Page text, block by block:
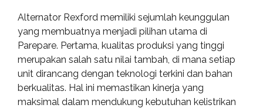
Alternator Rexford memiliki sejumlah keunggulan
yang membuatnya menjadi pilihan utama di
Parepare. Pertama, kualitas produksi yang tinggi
merupakan salah satu nilai tambah, di mana setiap
unit dirancang dengan teknologi terkini dan bahan
berkualitas. Hal ini memastikan kinerja yang
maksimal dalam mendukung kebutuhan kelistrikan